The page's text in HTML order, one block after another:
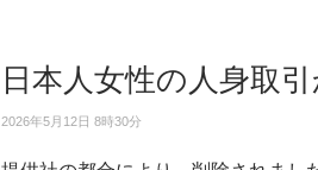
日本人女性の人身取
2026年5月12日 8時30分